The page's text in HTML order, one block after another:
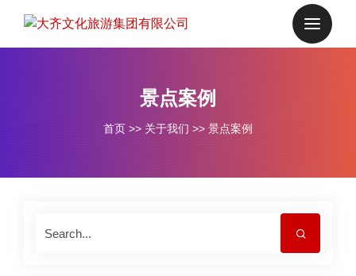
景点案例
首页 >> 关于我们 >> 景点案例